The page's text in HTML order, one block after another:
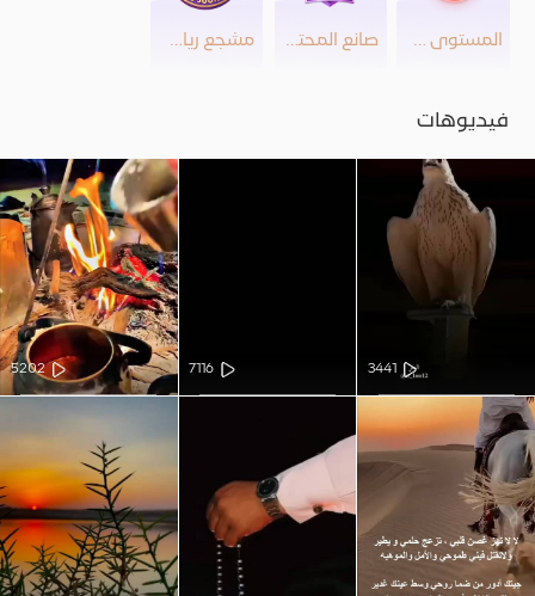
المستوى 34 صانع المحتوى مشجع رياضي
فيديوهات
3441
7116
5202